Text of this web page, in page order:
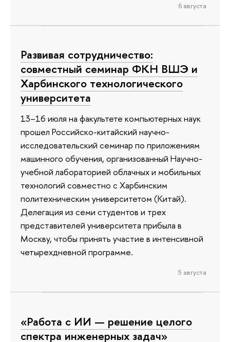
6 августа
Развивая сотрудничество:
совместный семинар ФКН ВШЭ и
Харбинского технологического
университета
13–16 июля на факультете компьютерных наук
прошел Российско-китайский научно-
исследовательский семинар по приложениям
машинного обучения, организованный Научно-
учебной лабораторией облачных и мобильных
технологий совместно с Харбинским
политехническим университетом (Китай).
Делегация из семи студентов и трех
представителей университета прибыла в
Москву, чтобы принять участие в интенсивной
четырехдневной программе.
5 августа
«Работа с ИИ — решение целого
спектра инженерных задач»